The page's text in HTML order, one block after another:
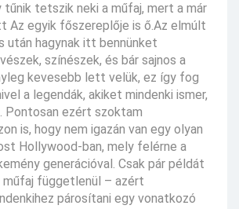
tűnik tetszik neki a műfaj, mert a már
egyik főszereplője is ő.Az elmúlt
után hagynak itt bennünket
színészek, és bár sajnos a
kevesebb lett velük, ez így fog
a legendák, akiket mindenki ismer,
Pontosan ezért szoktam
is, hogy nem igazán van egy olyan
Hollywood-ban, mely felérne a
generációval. Csak pár példát
műfaj függetlenül – azért
párosítani egy vonatkozó